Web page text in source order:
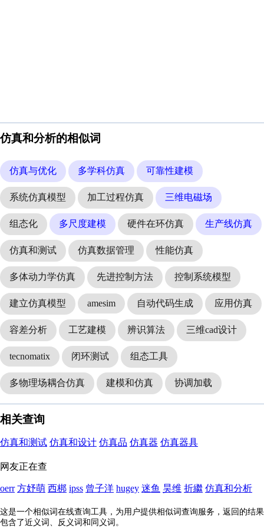
仿真和分析的相似词
仿真与优化 多学科仿真 可靠性建模
系统仿真模型 加工过程仿真 三维电磁场
组态化 多尺度建模 硬件在环仿真 生产线仿真
仿真和测试 仿真数据管理 性能仿真
多体动力学仿真 先进控制方法 控制系统模型
建立仿真模型 amesim 自动代码生成 应用仿真
容差分析 工艺建模 辨识算法 三维cad设计
tecnomatix 闭环测试 组态工具
多物理场耦合仿真 建模和仿真 协调加载
相关查询
仿真和测试 仿真和设计 仿真品 仿真器 仿真器具
网友正在查
oerr 方妤萌 西梆 ipss 曾子洋 hugey 迷鱼 昊维 折繼 仿真和分析
这是一个相似词在线查询工具，为用户提供相似词查询服务，返回的结果
包含了近义词、反义词和同义词。